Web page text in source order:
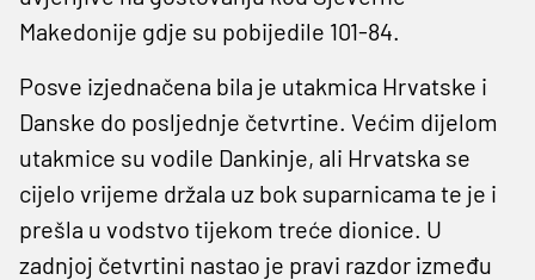
Makedonije gdje su pobijedile 101-84.
Posve izjednačena bila je utakmica Hrvatske i
Danske do posljednje četvrtine. Većim dijelom
utakmice su vodile Dankinje, ali Hrvatska se
cijelo vrijeme držala uz bok suparnicama te je i
prešla u vodstvo tijekom treće dionice. U
zadnjoj četvrtini nastao je pravi razdor između